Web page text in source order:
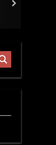
next